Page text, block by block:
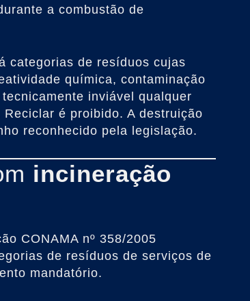
a combustão de
categorias de resíduos cujas
química, contaminação
inviável qualquer
é proibido. A destruição
reconhecido pela legislação.
incineração
CONAMA nº 358/2005
de resíduos de serviços de
mandatório.